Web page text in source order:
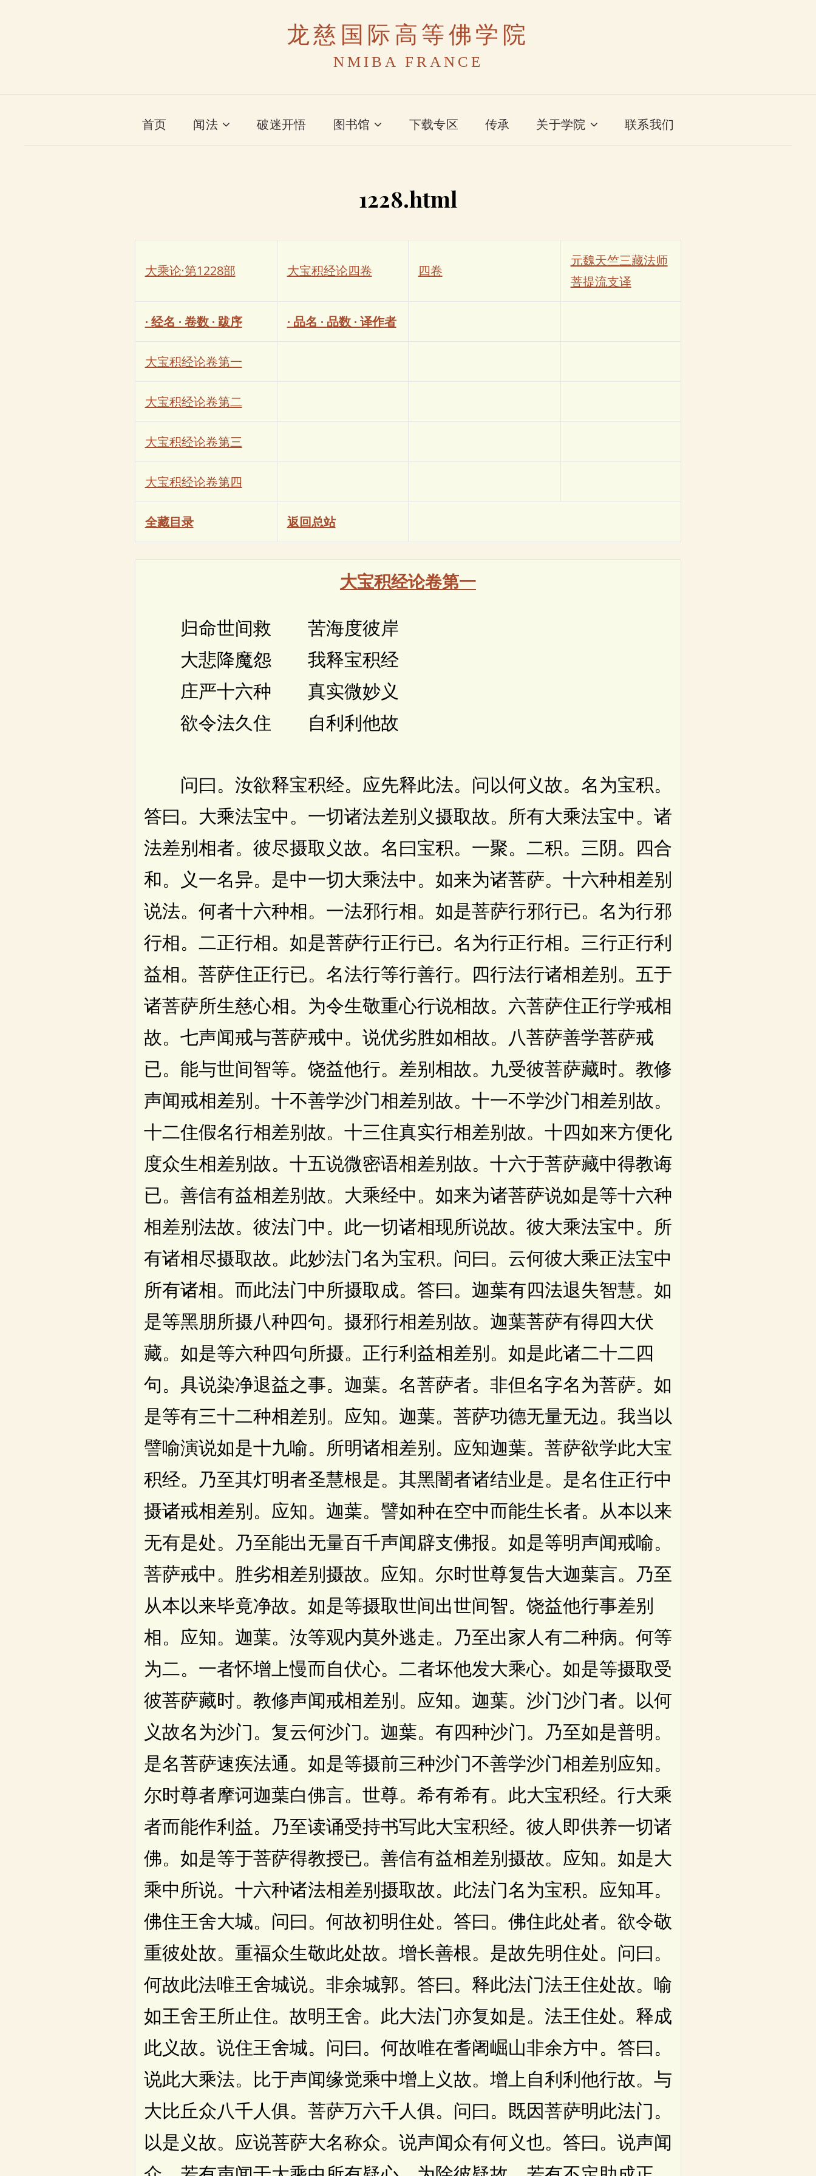
龙慈国际高等佛学院
NMIBA FRANCE
首页 闻法 破迷开悟 图书馆 下载专区 传承 关于学院 联系我们
1228.html
大乘论·第1228部 大宝积经论四卷 四卷
元魏天竺三藏法师
菩提流支译
· 经名 · 卷数 · 跋序 · 品名 · 品数 · 译作者
大宝积经论卷第一
大宝积经论卷第二
大宝积经论卷第三
大宝积经论卷第四
全藏目录 返回总站
大宝积经论卷第一
归命世间救 苦海度彼岸
大悲降魔怨 我释宝积经
庄严十六种 真实微妙义
欲令法久住 自利利他故
问曰。汝欲释宝积经。应先释此法。问以何义故。名为宝积。
答曰。大乘法宝中。一切诸法差别义摄取故。所有大乘法宝中。诸
法差别相者。彼尽摄取义故。名曰宝积。一聚。二积。三阴。四合
和。义一名异。是中一切大乘法中。如来为诸菩萨。十六种相差别
说法。何者十六种相。一法邪行相。如是菩萨行邪行已。名为行邪
行相。二正行相。如是菩萨行正行已。名为行正行相。三行正行利
益相。菩萨住正行已。名法行等行善行。四行法行诸相差别。五于
诸菩萨所生慈心相。为令生敬重心行说相故。六菩萨住正行学戒相
故。七声闻戒与菩萨戒中。说优劣胜如相故。八菩萨善学菩萨戒
已。能与世间智等。饶益他行。差别相故。九受彼菩萨藏时。教修
声闻戒相差别。十不善学沙门相差别故。十一不学沙门相差别故。
十二住假名行相差别故。十三住真实行相差别故。十四如来方便化
度众生相差别故。十五说微密语相差别故。十六于菩萨藏中得教诲
已。善信有益相差别故。大乘经中。如来为诸菩萨说如是等十六种
相差别法故。彼法门中。此一切诸相现所说故。彼大乘法宝中。所
有诸相尽摄取故。此妙法门名为宝积。问曰。云何彼大乘正法宝中
所有诸相。而此法门中所摄取成。答曰。迦葉有四法退失智慧。如
是等黑朋所摄八种四句。摄邪行相差别故。迦葉菩萨有得四大伏
藏。如是等六种四句所摄。正行利益相差别。如是此诸二十二四
句。具说染净退益之事。迦葉。名菩萨者。非但名字名为菩萨。如
是等有三十二种相差别。应知。迦葉。菩萨功德无量无边。我当以
譬喻演说如是十九喻。所明诸相差别。应知迦葉。菩萨欲学此大宝
积经。乃至其灯明者圣慧根是。其黑闇者诸结业是。是名住正行中
摄诸戒相差别。应知。迦葉。譬如种在空中而能生长者。从本以来
无有是处。乃至能出无量百千声闻辟支佛报。如是等明声闻戒喻。
菩萨戒中。胜劣相差别摄故。应知。尔时世尊复告大迦葉言。乃至
从本以来毕竟净故。如是等摄取世间出世间智。饶益他行事差别
相。应知。迦葉。汝等观内莫外逃走。乃至出家人有二种病。何等
为二。一者怀增上慢而自伏心。二者坏他发大乘心。如是等摄取受
彼菩萨藏时。教修声闻戒相差别。应知。迦葉。沙门沙门者。以何
义故名为沙门。复云何沙门。迦葉。有四种沙门。乃至如是普明。
是名菩萨速疾法通。如是等摄前三种沙门不善学沙门相差别应知。
尔时尊者摩诃迦葉白佛言。世尊。希有希有。此大宝积经。行大乘
者而能作利益。乃至读诵受持书写此大宝积经。彼人即供养一切诸
佛。如是等于菩萨得教授已。善信有益相差别摄故。应知。如是大
乘中所说。十六种诸法相差别摄取故。此法门名为宝积。应知耳。
佛住王舍大城。问曰。何故初明住处。答曰。佛住此处者。欲令敬
重彼处故。重福众生敬此处故。增长善根。是故先明住处。问曰。
何故此法唯王舍城说。非余城郭。答曰。释此法门法王住处故。喻
如王舍王所止住。故明王舍。此大法门亦复如是。法王住处。释成
此义故。说住王舍城。问曰。何故唯在耆阇崛山非余方中。答曰。
说此大乘法。比于声闻缘觉乘中增上义故。增上自利利他行故。与
大比丘众八千人俱。菩萨万六千人俱。问曰。既因菩萨明此法门。
以是义故。应说菩萨大名称众。说声闻众有何义也。答曰。说声闻